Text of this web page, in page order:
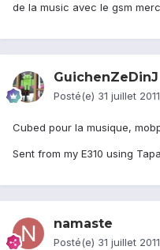
de la music avec le gsm
GuichenZeDinJ
Posté(e) 31 juillet 2011
Cubed pour la musique,
Sent from my E310 using
namaste
Posté(e) 31 juillet 2011